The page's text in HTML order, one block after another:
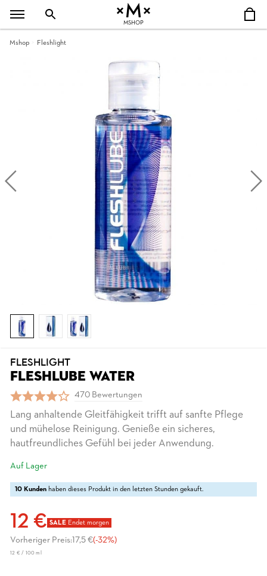
MSHOP
Mshop Fleshlight
FLESHLIGHT
FLESHLUBE WATER
470 Bewertungen
Lang anhaltende Gleitfähigkeit trifft auf sanfte Pflege
und mühelose Reinigung. Genieße ein sicheres,
hautfreundliches Gefühl bei jeder Anwendung.
Auf Lager
10 Kunden haben dieses Produkt in den letzten Stunden gekauft.
12 € SALE Endet morgen
Vorheriger Preis:17,5 €(-32%)
12 € / 100 ml